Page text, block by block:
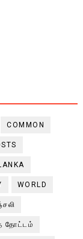
COMMON
WORLD
தோட்டம்